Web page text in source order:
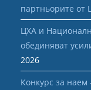
партньорите от
ЦХА и
обединяват
2026
Конкурс за наем